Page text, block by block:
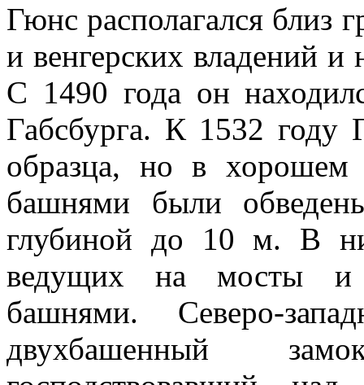
Гюнс располагался близ
и венгерских владений и
С 1490 года он
Габсбурга. К 1532 году
образца, но в хорошем
башнями были
глубиной до 10 м. В
ведущих на мосты и
башнями. Северо-
двухбашенный